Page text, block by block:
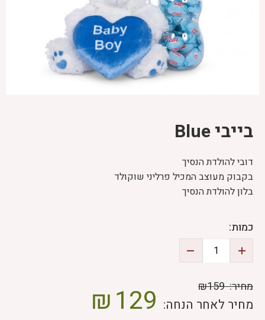
בייבי Blue
דובי להולדת הנסיך
בקבוק מעוצב המכיל פרליני שוקולד
בלון להולדת הנסיך
כמות:
מחיר:₪159
מחיר לאחר הנחה: 129
₪